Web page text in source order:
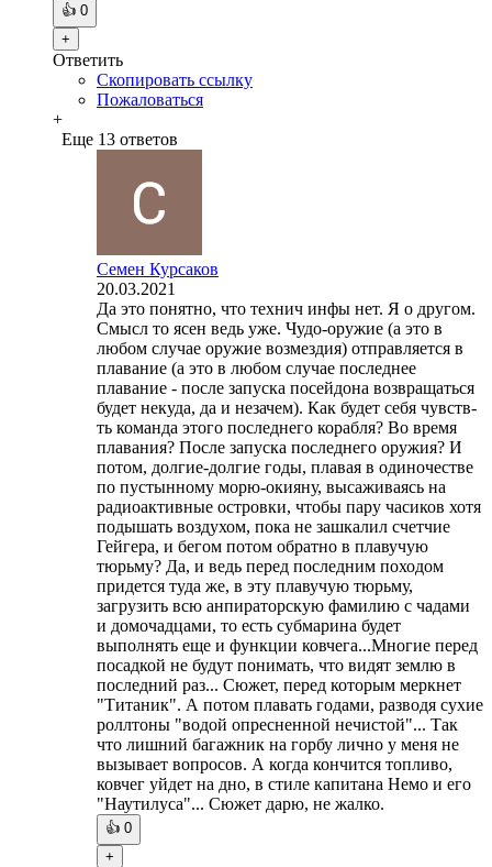
👍 0
+
Ответить
Скопировать ссылку
Пожаловаться
+
Еще 13 ответов
Семен Курсаков
20.03.2021
Да это понятно, что технич инфы нет. Я о другом.
Смысл то ясен ведь уже. Чудо-оружие (а это в
любом случае оружие возмездия) отправляется в
плавание (а это в любом случае последнее
плавание - после запуска посейдона возвращаться
будет некуда, да и незачем). Как будет себя чувств-
ть команда этого последнего корабля? Во время
плавания? После запуска последнего оружия? И
потом, долгие-долгие годы, плавая в одиночестве
по пустынному морю-окияну, высаживаясь на
радиоактивные островки, чтобы пару часиков хотя
подышать воздухом, пока не зашкалил счетчие
Гейгера, и бегом потом обратно в плавучую
тюрьму? Да, и ведь перед последним походом
придется туда же, в эту плавучую тюрьму,
загрузить всю анпираторскую фамилию с чадами
и домочадцами, то есть субмарина будет
выполнять еще и функции ковчега...Многие перед
посадкой не будут понимать, что видят землю в
последний раз... Сюжет, перед которым меркнет
"Титаник". А потом плавать годами, разводя сухие
роллтоны "водой опресненной нечистой"... Так
что лишний багажник на горбу лично у меня не
вызывает вопросов. А когда кончится топливо,
ковчег уйдет на дно, в стиле капитана Немо и его
"Наутилуса"... Сюжет дарю, не жалко.
👍 0
+